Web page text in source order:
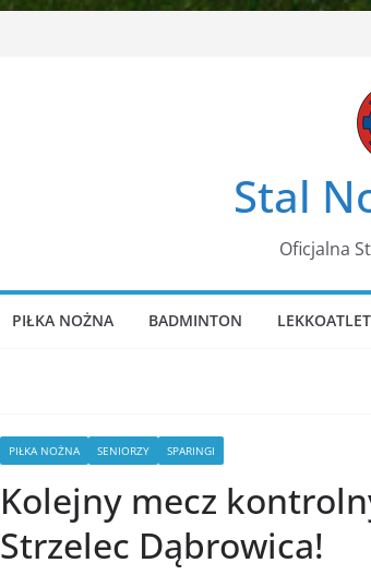
Stal
Oficjalna
PIŁKA NOŻNA BADMINTON
PIŁKA NOŻNA SENIORZY SPARINGI
Kolejny mecz
Strzelec Dąbrowica!